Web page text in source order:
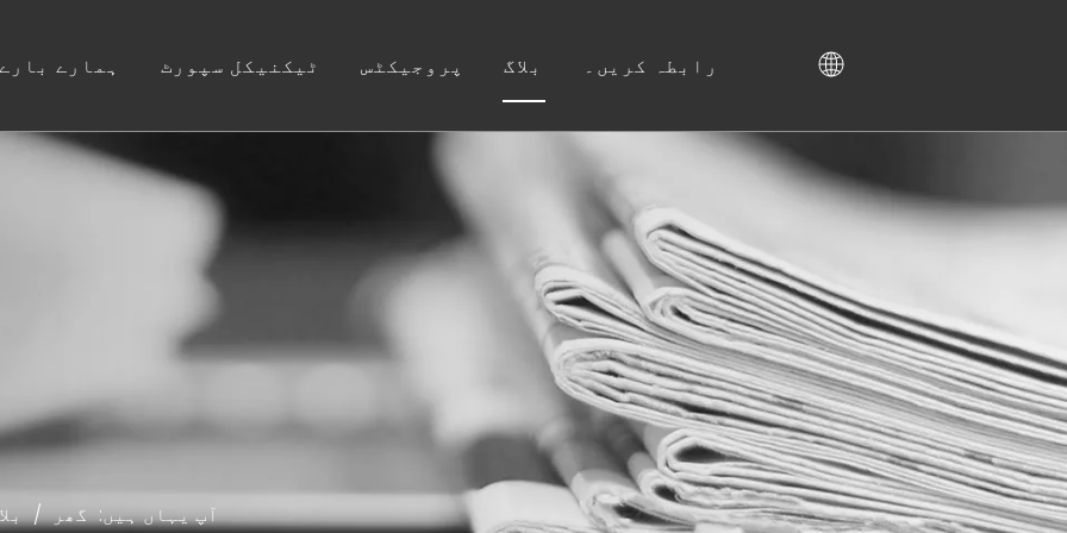
جوتے کی کابینہ
ہمارے ٹیکنیکل سپورٹ پروجیکٹس بلاگ رابطہ کریں۔
آپ یہاں ہیں: گھر /